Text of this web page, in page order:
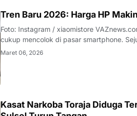
Tren Baru 2026: Harga HP
Foto: Instagram / xiaomistore VAZnews.com - Awal tahun 2026 membawa perubahan yang
cukup mencolok di pasar smartphone.
diketahui mengalami kenaikan harga
Maret 06, 2026
Kasat Narkoba Toraja Diduga